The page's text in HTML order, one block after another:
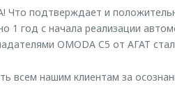
Что подтверждает и
1 год с начала реализации
OMODA C5 от АГАТ
всем нашим клиентам за